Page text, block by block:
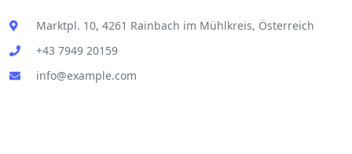
Marktpl. 10, 4261 Rainbach im Mühlkreis, Österreich
+43 7949 20159
info@example.com